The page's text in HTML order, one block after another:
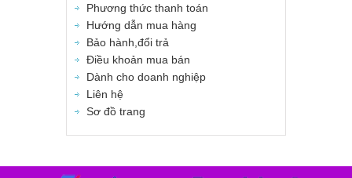
Phương thức thanh toán
Hướng dẫn mua hàng
Bảo hành,đổi trả
Điều khoản mua bán
Dành cho doanh nghiệp
Liên hệ
Sơ đồ trang